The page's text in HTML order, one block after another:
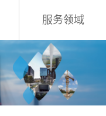
服务领域